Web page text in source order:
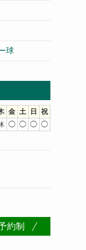
球
金 土 日
祝
◯ ◯ ◯ ◯
約制